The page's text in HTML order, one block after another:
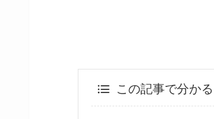
この記事で分か